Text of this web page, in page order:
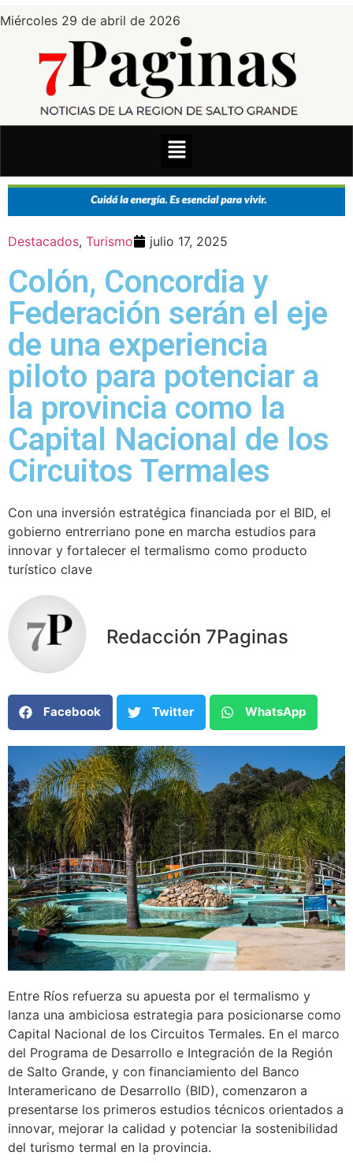
Miércoles 29 de abril de 2026
Destacados, Turismo julio 17, 2025
Colón, Concordia y
Federación serán el eje
de una experiencia
piloto para potenciar a
la provincia como la
Capital Nacional de los
Circuitos Termales
Con una inversión estratégica financiada por el BID, el
gobierno entrerriano pone en marcha estudios para
innovar y fortalecer el termalismo como producto
turístico clave
Redacción 7Paginas
Facebook Twitter WhatsApp
Entre Ríos refuerza su apuesta por el termalismo y
lanza una ambiciosa estrategia para posicionarse como
Capital Nacional de los Circuitos Termales. En el marco
del Programa de Desarrollo e Integración de la Región
de Salto Grande, y con financiamiento del Banco
Interamericano de Desarrollo (BID), comenzaron a
presentarse los primeros estudios técnicos orientados a
innovar, mejorar la calidad y potenciar la sostenibilidad
del turismo termal en la provincia.